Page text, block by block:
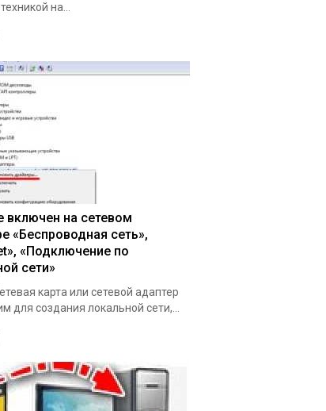
на...
включен на сетевом
«Беспроводная сеть»,
«Подключение по
сети»
карта или сетевой адаптер
для создания локальной сети,...